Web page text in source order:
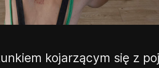
kojarzącym się z